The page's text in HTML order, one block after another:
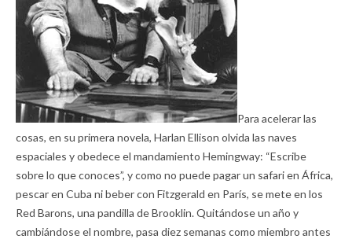
Para acelerar las
cosas, en su primera novela, Harlan Ellison olvida las naves
espaciales y obedece el mandamiento Hemingway: “Escribe
sobre lo que conoces”, y como no puede pagar un safari en África,
pescar en Cuba ni beber con Fitzgerald en París, se mete en los
Red Barons, una pandilla de Brooklin. Quitándose un año y
cambiándose el nombre, pasa diez semanas como miembro antes